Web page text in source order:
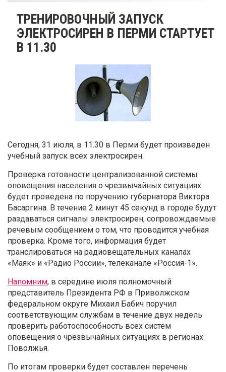
ТРЕНИРОВОЧНЫЙ ЗАПУСК
ЭЛЕКТРОСИРЕН В ПЕРМИ СТАРТУЕТ
В 11.30
Сегодня, 31 июля, в 11.30 в Перми будет произведен
учебный запуск всех электросирен.
Проверка готовности централизованной системы
оповещения населения о чрезвычайных ситуациях
будет проведена по поручению губернатора Виктора
Басаргина. В течение 2 минут 45 секунд в городе будут
раздаваться сигналы электросирен, сопровождаемые
речевым сообщением о том, что проводится учебная
проверка. Кроме того, информация будет
транслироваться на радиовещательных каналах
«Маяк» и «Радио России», телеканале «Россия-1».
Напомним, в середине июля полномочный
представитель Президента РФ в Приволжском
федеральном округе Михаил Бабич поручил
соответствующим службам в течение двух недель
проверить работоспособность всех систем
оповещения о чрезвычайных ситуациях в регионах
Поволжья.
По итогам проверки будет составлен перечень